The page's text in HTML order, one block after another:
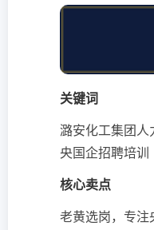
关键词
潞安化工集团人
央国企招聘培训
核心卖点
老黄选岗，专注